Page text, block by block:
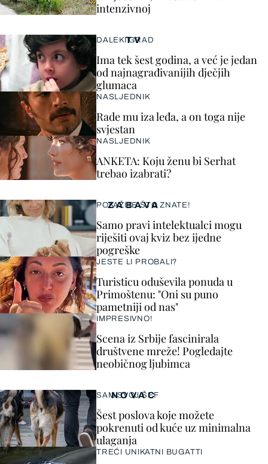
intenzivnoj
ZABAVA
POKAŽITE ŠTO ZNATE!
Samo pravi intelektualci mogu
riješiti ovaj kviz bez ijedne
pogreške
JESTE LI PROBALI?
Turisticu oduševila ponuda u
Primoštenu: "Oni su puno
pametniji od nas"
IMPRESIVNO!
Scena iz Srbije fascinirala
društvene mreže! Pogledajte
neobičnog ljubimca
TV
DALEKI GRAD
Ima tek šest godina, a već je jedan
od najnagrađivanijih dječjih
glumaca
NASLJEDNIK
Rade mu iza leđa, a on toga nije
svjestan
NASLJEDNIK
ANKETA: Koju ženu bi Serhat
trebao izabrati?
NOVAC
SAM SVOJ ŠEF
Šest poslova koje možete
pokrenuti od kuće uz minimalna
ulaganja
TREĆI UNIKATNI BUGATTI